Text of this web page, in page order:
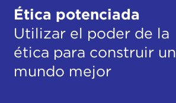
Ética potenciada
Utilizar el poder de la
ética para construir un
mundo mejor